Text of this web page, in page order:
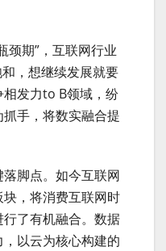
颈期”，互联网行业
，想继续发展就要
发力to B领域，纷
手，将数实融合提
脚点。如今互联网
，将消费互联网时
了有机融合。数据
以云为核心构建的